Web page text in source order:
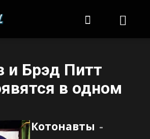
и Брэд Питт
в одном
Котонавты -